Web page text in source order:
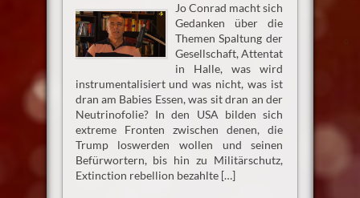
Jo Conrad macht sich
Gedanken über die
Themen Spaltung der
Gesellschaft, Attentat
in Halle, was wird
instrumentalisiert und was nicht, was ist
dran am Babies Essen, was sit dran an der
Neutrinofolie? In den USA bilden sich
extreme Fronten zwischen denen, die
Trump loswerden wollen und seinen
Befürwortern, bis hin zu Militärschutz,
Extinction rebellion bezahlte […]